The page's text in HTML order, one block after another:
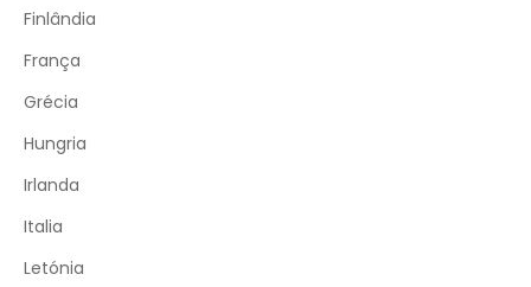
Finlândia
França
Grécia
Hungria
Irlanda
Italia
Letónia